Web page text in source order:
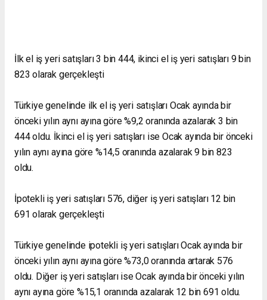
İlk el iş yeri satışları 3 bin 444, ikinci el iş yeri satışları 9 bin
823 olarak gerçekleşti
Türkiye genelinde ilk el iş yeri satışları Ocak ayında bir
önceki yılın aynı ayına göre %9,2 oranında azalarak 3 bin
444 oldu. İkinci el iş yeri satışları ise Ocak ayında bir önceki
yılın aynı ayına göre %14,5 oranında azalarak 9 bin 823
oldu.
İpotekli iş yeri satışları 576, diğer iş yeri satışları 12 bin
691 olarak gerçekleşti
Türkiye genelinde ipotekli iş yeri satışları Ocak ayında bir
önceki yılın aynı ayına göre %73,0 oranında artarak 576
oldu. Diğer iş yeri satışları ise Ocak ayında bir önceki yılın
aynı ayına göre %15,1 oranında azalarak 12 bin 691 oldu.